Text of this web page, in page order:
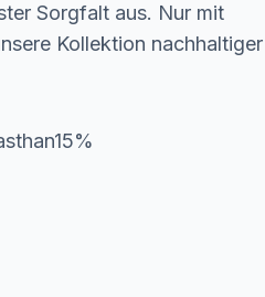
Sorgfalt aus. Nur mit
Kollektion nachhaltiger